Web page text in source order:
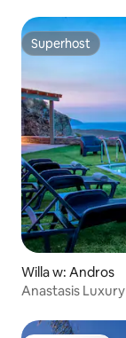
Superhost
Superhost
Willa w: Andros
Anastasis